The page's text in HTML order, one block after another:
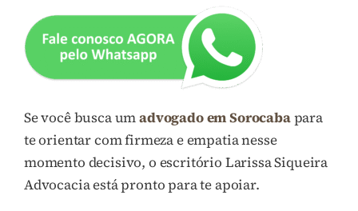
Se você busca umadvogado em Sorocabapara
te orientar com firmeza e empatia nesse
momento decisivo, o escritório Larissa Siqueira
Advocacia está pronto para te apoiar.